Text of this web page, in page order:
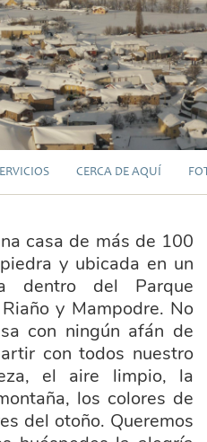
CERCA DE AQUÍ
casa de más de 100
y ubicada en un
dentro del Parque
y Mampodre. No
con ningún afán de
con todos nuestro
el aire limpio, la
los colores de
del otoño. Queremos